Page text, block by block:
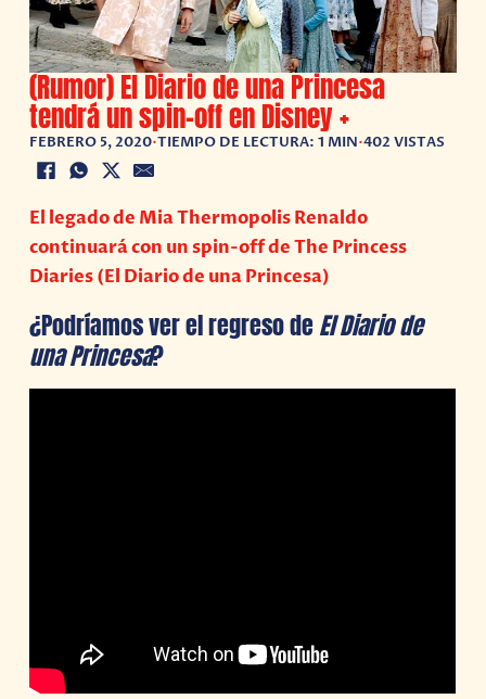
(Rumor) El Diario de una Princesa
tendrá un spin-off en Disney +
FEBRERO 5, 2020•TIEMPO DE LECTURA: 1 MIN•402 VISTAS
El legado de Mia Thermopolis Renaldo
continuará con un spin-off de The Princess
Diaries (El Diario de una Princesa)
¿Podríamos ver el regreso deEl Diario de
una Princesa?